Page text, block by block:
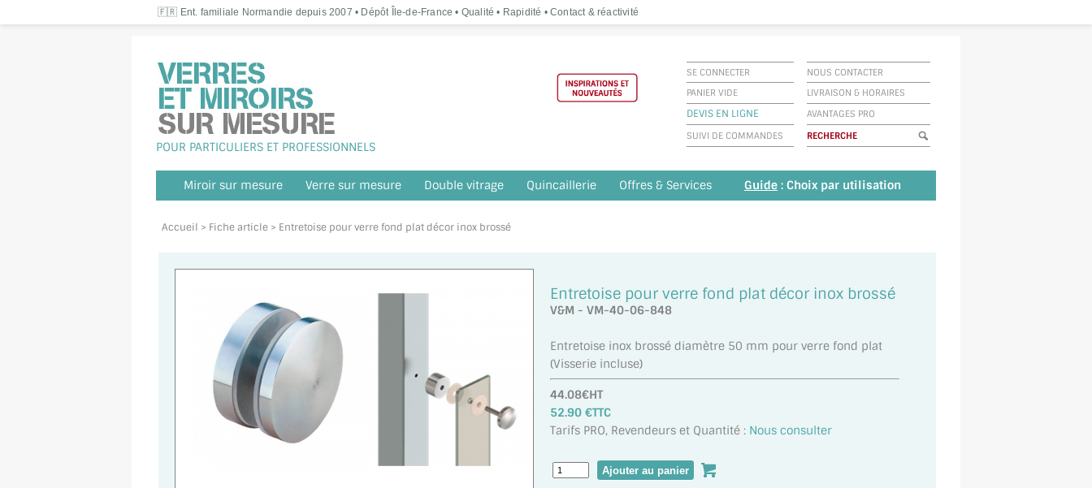
🇫🇷 Ent. familiale Normandie depuis 2007 • Dépôt Île-de-France • Qualité • Rapidité • Contact & réactivité
POUR PARTICULIERS ET PROFESSIONNELS
SE CONNECTER
NOUS CONTACTER
PANIER VIDE
LIVRAISON & HORAIRES
DEVIS EN LIGNE
AVANTAGES PRO
SUIVI DE COMMANDES
Miroir sur mesure Verre sur mesure Double vitrage Quincaillerie Offres & Services Guide : Choix par utilisation
Accueil > Fiche article > Entretoise pour verre fond plat décor inox brossé
Entretoise pour verre fond plat décor inox brossé
V&M - VM-40-06-848
Entretoise inox brossé diamètre 50 mm pour verre fond plat
(Visserie incluse)
44.08€HT
52.90 €TTC
Tarifs PRO, Revendeurs et Quantité : Nous consulter